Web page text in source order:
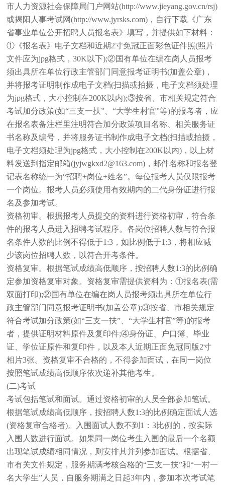
市人力资源社会保障局门户网站(http://www.jieyang.gov.cn/rsj)
或揭阳人事考试网(http://www.jyrsks.com)，自行下载《广东
省事业单位公开招聘人员报名表》填写，并提供如下材料：
①《报名表》电子文档和近期2寸免冠正面彩色证件照(照片
文件应为jpg格式，30K以下);②国有单位在编在岗人员报考
须出具所在单位行政主管部门同意报考证明书(加盖公章)，
并将报考证明制作成电子文档(扫描或拍摄，电子文档须处理
为jpg格式，大小控制在200K以内);③按省、市相关规定符合
考试加分政策(如“三支一扶”、“大学生村官”等)的报考者，应
在报名表备注栏里注明符合加分政策项目名称、相关服务证
书名称及编号，并将服务证书制作成电子文档(扫描或拍摄，
电子文档须处理为jpg格式，大小控制在200K以内)，以上材
料发送到指定邮箱(jyjwgkxd2@163.com)，邮件名称和报名登
记表名称统一为“招聘+岗位+姓名”。每位报考人员仅限报考
一个岗位。报考人员必须使用有效期内的二代身份证进行报
名及参加考试。
资格初审。根据报考人员提交的资料进行资格初审，符合条
件的报考人员进入招聘考试程序。各岗位招聘人数与符合报
名条件人数的比例不得低于1:3，如比例低于1:3，将相应减
少该岗位招聘人数，以符合开考条件。
资格复审。根据笔试成绩高低顺序，按招聘人数1:3的比例确
定参加资格复审对象。资格复审需提供资料为：①报名表(需
双面打印);②国有单位在编在岗人员报考须出具所在单位行
政主管部门同意报考证明书(加盖公章);③按省、市相关规定
符合考试加分政策(如“三支一扶”、“大学生村官”等)的报考
者，提供证明材料原件及复印件;④身份证、户口簿、毕业
证、学位证原件和复印件，以及本人近期正面免冠同版2寸
相片3张。资格复审不合格的，不得参加面试，在同一岗位
按照笔试成绩高低顺序依次递补其他考生。
(二)考试
考试包括笔试和面试。通过资格初审的人员全部参加笔试。
根据笔试成绩高低顺序，按招聘人数1:3的比例确定面试人选
(资格复审合格者)。入围面试人数不到1：3比例的，按实际
入围人数进行面试。如果同一岗位考生入围的最后一个名额
出现笔试成绩相同情况，则安排其并列参加面试。根据省、
市有关文件规定，服务期满考核合格的“三支一扶”和“一村一
名大学生”人员，自服务期满之日起3年内，参加本次考试笔